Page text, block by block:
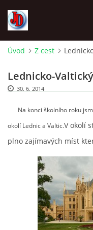
TECHNIKA
FOTOALBUM
NÁVŠTĚVNÍ KNIHA
OSTRAVICE SRAZY
Úvod Z cest
Lednicko-
30. 6. 2014
Na konci školního roku
okolí Lednic a Valtic.V okolí
plno zajímavých míst